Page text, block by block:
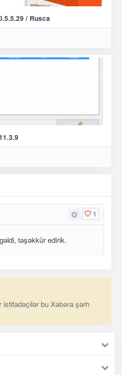
/ Rusca
1
təşəkkür edirik.
istifadəçilər bu Xəbəra şərh